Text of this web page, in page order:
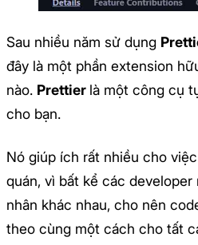
Sau nhiều năm sử dụng
đây là một phần extension
nào. Prettier là một công cụ
cho bạn.
Nó giúp ích rất nhiều cho
quán, vì bất kể các
nhân khác nhau, cho nên
theo cùng một cách cho tất